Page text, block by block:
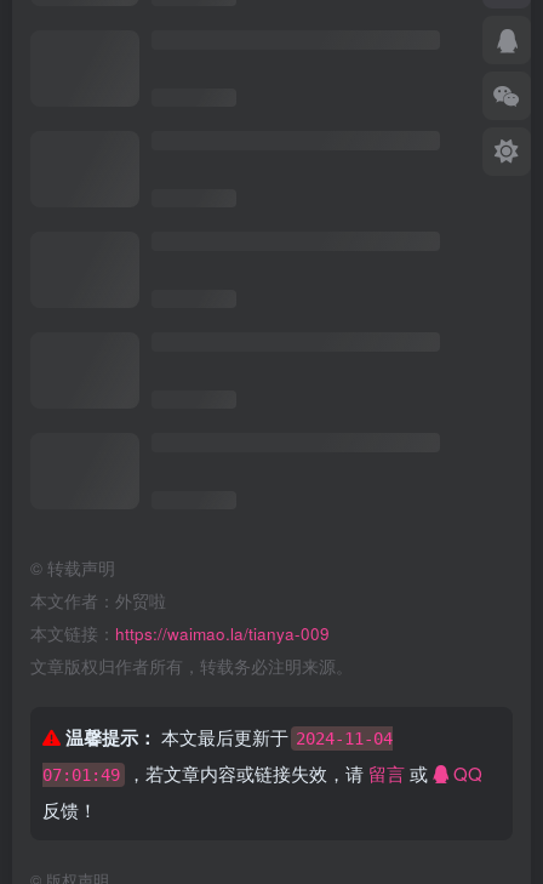
© 转载声明
本文作者：外贸啦
本文链接： https://waimao.la/tianya-009
文章版权归作者所有，转载务必注明来源。
温馨提示： 本文最后更新于 2024-11-04
07:01:49
，若文章内容或链接失效，请 留言或
QQ
反馈！